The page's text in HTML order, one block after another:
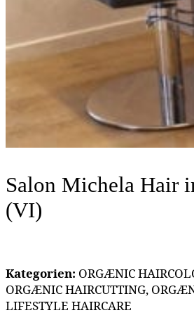
Salon Michela Hair
(VI)
Kategorien: ORGÆNIC
ORGÆNIC HAIRCUTTING,
LIFESTYLE HAIRCARE